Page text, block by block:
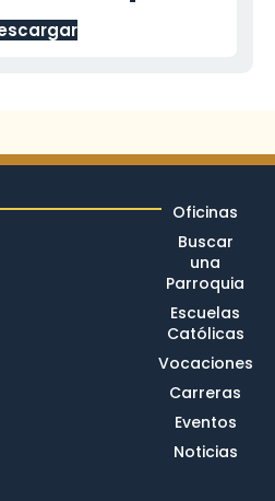
Oficinas
Buscar
una
Parroquia
Escuelas
Católicas
Vocaciones
Carreras
Eventos
Noticias